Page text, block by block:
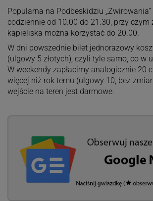
Popularna na Podbeskidziu
codziennie od 10.00 do 21.30, przy czym
kąpieliska można korzystać do 20.00.
W dni powszednie bilet jednorazowy
(ulgowy 5 złotych), czyli tyle samo, co w
W weekendy zapłacimy analogicznie 20
więcej niż rok temu (ulgowy 10, bez
wejście na teren jest darmowe.